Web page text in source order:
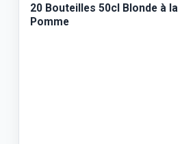
20 Bouteilles 50cl Blonde à la
Pomme